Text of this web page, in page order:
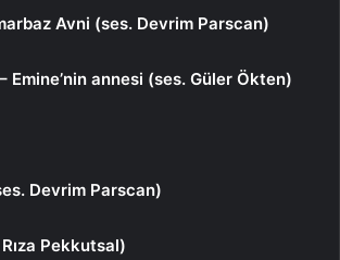
Avni (ses. Devrim Parscan)
Emine’nin annesi (ses. Güler Ökten)
Devrim Parscan)
Pekkutsal)